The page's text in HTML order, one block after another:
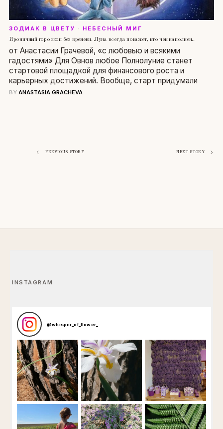
ЗОДИАК В ЦВЕТУ · НЕБЕСНЫЙ МИГ
Ироничный гороскоп без времени. Луна всегда покажет, кто чем наполнен..
от Анастасии Грачевой, «c любовью и всякими
гадостями» Для Овнов любое Полнолуние станет
стартовой площадкой для финансового роста и
карьерных достижений. Вообще, старт придумали
BY ANASTASIA GRACHEVA
PREVIOUS STORY NEXT STORY
INSTAGRAM
@whisper_of_flower_